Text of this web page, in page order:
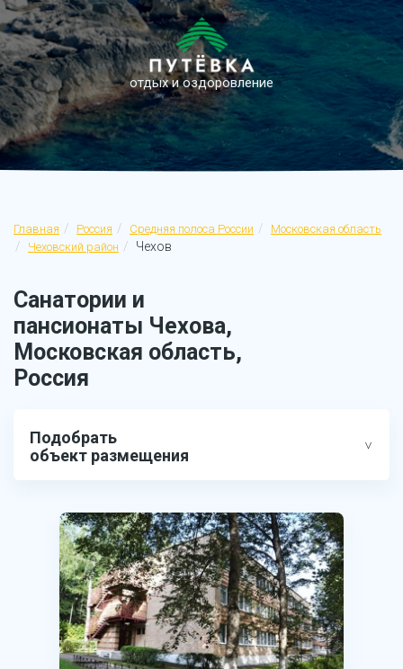
отдых и оздоровление
Главная Россия Средняя полоса России
Московская область
Чеховский район
Чехов
Санатории и
пансионаты Чехова,
Московская область,
Россия
Подобрать
объект размещения